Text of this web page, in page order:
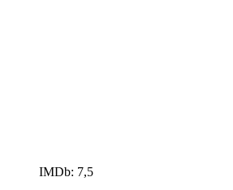
IMDb: 7,5